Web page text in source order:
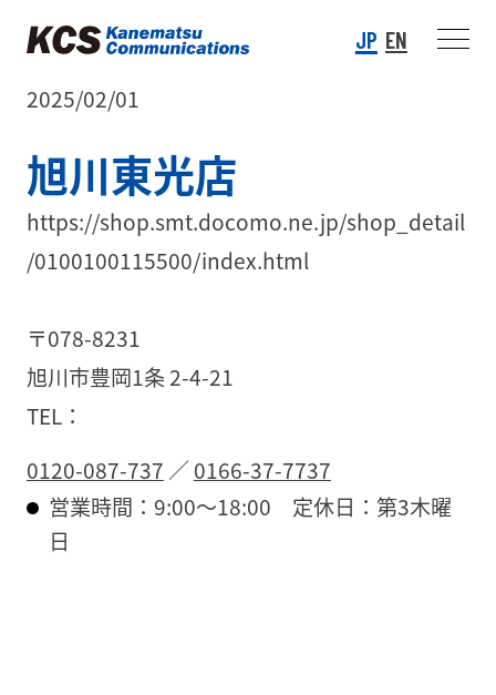
JP EN
2025/02/01
旭川東光店
https://shop.smt.docomo.ne.jp/shop_detail
/0100100115500/index.html
〒078-8231
旭川市豊岡1条 2-4-21
TEL：
0120-087-737 ／0166-37-7737
営業時間：9:00～18:00 定休日：第3木曜
日